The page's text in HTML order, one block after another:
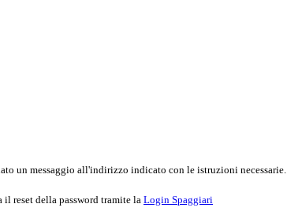
un messaggio all'indirizzo indicato con le istruzioni necessarie.
il reset della password tramite la Login Spaggiari